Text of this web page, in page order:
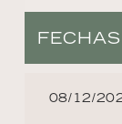
FECHAS
08/12/